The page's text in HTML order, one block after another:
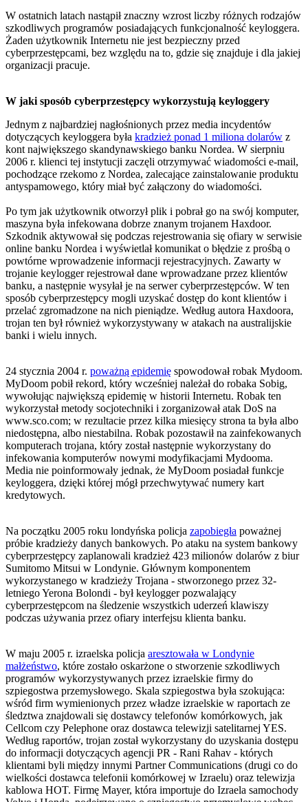
W ostatnich latach nastąpił znaczny wzrost liczby różnych rodzajów
szkodliwych programów posiadających funkcjonalność keyloggera.
Żaden użytkownik Internetu nie jest bezpieczny przed
cyberprzestępcami, bez względu na to, gdzie się znajduje i dla jakiej
organizacji pracuje.
W jaki sposób cyberprzestępcy wykorzystują keyloggery
Jednym z najbardziej nagłośnionych przez media incydentów
dotyczących keyloggera była kradzież ponad 1 miliona dolarów z
kont największego skandynawskiego banku Nordea. W sierpniu
2006 r. klienci tej instytucji zaczęli otrzymywać wiadomości e-mail,
pochodzące rzekomo z Nordea, zalecające zainstalowanie produktu
antyspamowego, który miał być załączony do wiadomości.
Po tym jak użytkownik otworzył plik i pobrał go na swój komputer,
maszyna była infekowana dobrze znanym trojanem Haxdoor.
Szkodnik aktywował się podczas rejestrowania się ofiary w serwisie
online banku Nordea i wyświetlał komunikat o błędzie z prośbą o
powtórne wprowadzenie informacji rejestracyjnych. Zawarty w
trojanie keylogger rejestrował dane wprowadzane przez klientów
banku, a następnie wysyłał je na serwer cyberprzestępców. W ten
sposób cyberprzestępcy mogli uzyskać dostęp do kont klientów i
przelać zgromadzone na nich pieniądze. Według autora Haxdoora,
trojan ten był również wykorzystywany w atakach na australijskie
banki i wielu innych.
24 stycznia 2004 r. poważną epidemię spowodował robak Mydoom.
MyDoom pobił rekord, który wcześniej należał do robaka Sobig,
wywołując największą epidemię w historii Internetu. Robak ten
wykorzystał metody socjotechniki i zorganizował atak DoS na
www.sco.com; w rezultacie przez kilka miesięcy strona ta była albo
niedostępna, albo niestabilna. Robak pozostawił na zainfekowanych
komputerach trojana, który został następnie wykorzystany do
infekowania komputerów nowymi modyfikacjami Mydooma.
Media nie poinformowały jednak, że MyDoom posiadał funkcje
keyloggera, dzięki której mógł przechwytywać numery kart
kredytowych.
Na początku 2005 roku londyńska policja zapobiegła poważnej
próbie kradzieży danych bankowych. Po ataku na system bankowy
cyberprzestępcy zaplanowali kradzież 423 milionów dolarów z biur
Sumitomo Mitsui w Londynie. Głównym komponentem
wykorzystanego w kradzieży Trojana - stworzonego przez 32-
letniego Yerona Bolondi - był keylogger pozwalający
cyberprzestępcom na śledzenie wszystkich uderzeń klawiszy
podczas używania przez ofiary interfejsu klienta banku.
W maju 2005 r. izraelska policja aresztowała w Londynie
małżeństwo, które zostało oskarżone o stworzenie szkodliwych
programów wykorzystywanych przez izraelskie firmy do
szpiegostwa przemysłowego. Skala szpiegostwa była szokująca:
wśród firm wymienionych przez władze izraelskie w raportach ze
śledztwa znajdowali się dostawcy telefonów komórkowych, jak
Cellcom czy Pelephone oraz dostawca telewizji satelitarnej YES.
Według raportów, trojan został wykorzystany do uzyskania dostępu
do informacji dotyczących agencji PR - Rani Rahav - których
klientami byli między innymi Partner Communications (drugi co do
wielkości dostawca telefonii komórkowej w Izraelu) oraz telewizja
kablowa HOT. Firmę Mayer, która importuje do Izraela samochody